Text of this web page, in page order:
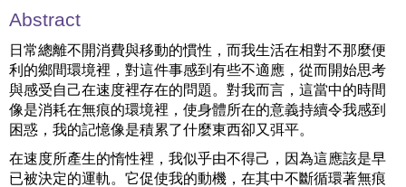
Abstract
日常總離不開消費與移動的慣性，而我生活在相對不那麼便
利的鄉間環境裡，對這件事感到有些不適應，從而開始思考
與感受自己在速度裡存在的問題。對我而言，這當中的時間
像是消耗在無痕的環境裡，使身體所在的意義持續令我感到
困惑，我的記憶像是積累了什麼東西卻又弭平。
在速度所產生的惰性裡，我似乎由不得己，因為這應該是早
已被決定的運軌。它促使我的動機，在其中不斷循環著無痕